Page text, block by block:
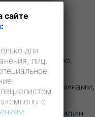
на шию,
умови є чинниками,
в межах 5 хвилин
сайте
:
для
лиц,
с